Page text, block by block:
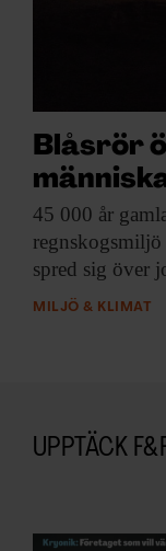
SHOP
KONTAKTA
SKRIV I F&F
Blåsrör
45 000 år
spred sig över
MILJÖ & KLIMAT
UPPTÄCK